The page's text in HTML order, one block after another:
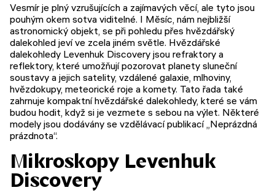
Vesmír je plný vzrušujících a zajímavých věcí, ale tyto jsou
pouhým okem sotva viditelné. I Měsíc, nám nejbližší
astronomický objekt, se při pohledu přes hvězdářský
dalekohled jeví ve zcela jiném světle. Hvězdářské
dalekohledy Levenhuk Discovery jsou refraktory a
reflektory, které umožňují pozorovat planety sluneční
soustavy a jejich satelity, vzdálené galaxie, mlhoviny,
hvězdokupy, meteorické roje a komety. Tato řada také
zahrnuje kompaktní hvězdářské dalekohledy, které se vám
budou hodit, když si je vezmete s sebou na výlet. Některé
modely jsou dodávány se vzdělávací publikací „Neprázdná
prázdnota“.
Mikroskopy Levenhuk
Discovery